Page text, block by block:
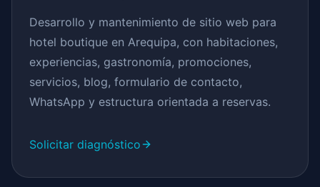
Desarrollo y mantenimiento de sitio web para
hotel boutique en Arequipa, con habitaciones,
experiencias, gastronomía, promociones,
servicios, blog, formulario de contacto,
WhatsApp y estructura orientada a reservas.
Solicitar diagnóstico